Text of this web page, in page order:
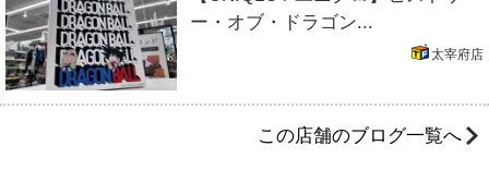
ー・オブ・ドラゴン...
太宰府店
この店舗のブログ一覧へ